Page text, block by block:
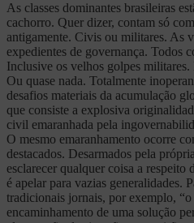
As classes dominantes brasileiras
cachorro. Quer dizer, contam só
antigamente. Civis ou militares. As
expedientes de governança. Todos
Inclusive os velhos golpes militares.
Ou quase nada. Totalmente
desafios materiais da acumulação
que consiste a explosiva
civil emaranhada pela
O mesmo emaranhamento ocorre
destacados. Desarmados pela
esclarecer qualquer coisa a respeito
é apelar para vazias generalidades.
tradicionais jornais, por exemplo,
encaminhamento de uma solução